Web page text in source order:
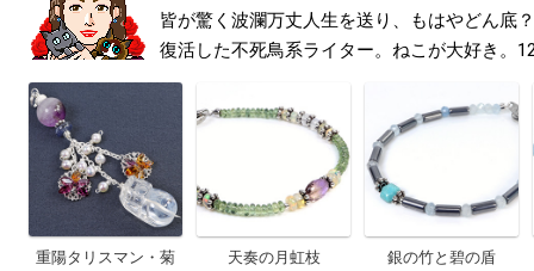
皆が驚く波瀾万丈人生を送り、もはやどん底
復活した不死鳥系ライター。ねこが大好き。
重陽タリスマン・菊 天奏の月虹枝 銀の竹と碧の盾